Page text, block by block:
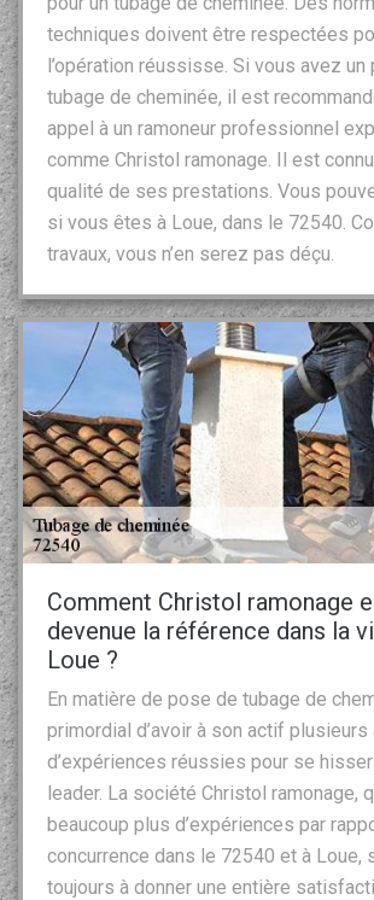
techniques doivent être respectées
l’opération réussisse. Si vous avez un
tubage de cheminée, il est
appel à un ramoneur professionnel
comme Christol ramonage. Il est
qualité de ses prestations. Vous
si vous êtes à Loue, dans le 72540.
travaux, vous n’en serez pas déçu.
Comment Christol ramonage
devenue la référence dans la
Loue ?
En matière de pose de tubage de
primordial d’avoir à son actif plusieurs
d’expériences réussies pour se
leader. La société Christol ramonage,
beaucoup plus d’expériences par
concurrence dans le 72540 et à Loue,
toujours à donner une entière